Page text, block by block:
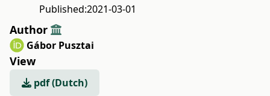
Published:2021-03-01
Author
Gábor Pusztai
View
pdf (Dutch)